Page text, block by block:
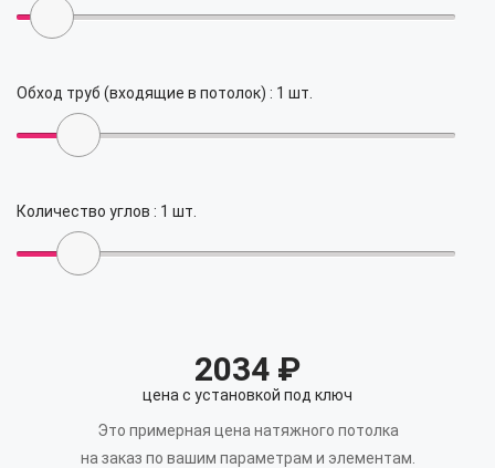
Обход труб (входящие в потолок) : 1 шт.
Количество углов : 1 шт.
2034 ₽
цена с установкой под ключ
Это примерная цена натяжного потолка
на заказ по вашим параметрам и элементам.